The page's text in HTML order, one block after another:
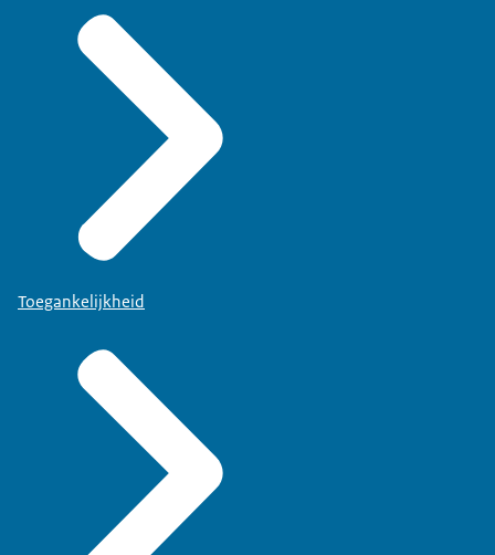
Toegankelijkheid